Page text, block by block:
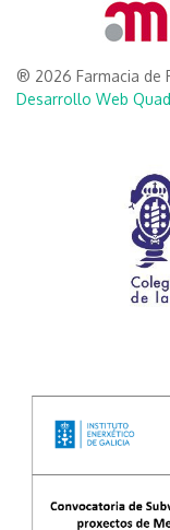
® 2026 Farmacia de
Desarrollo Web